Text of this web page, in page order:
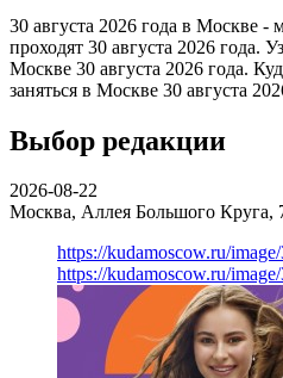
30 августа 2026 года в Москве -
проходят 30 августа 2026 года.
Москве 30 августа 2026 года.
заняться в Москве 30 августа
Выбор редакции
2026-08-22
Москва, Аллея Большого Круга,
https://kudamoscow.ru/
https://kudamoscow.ru/